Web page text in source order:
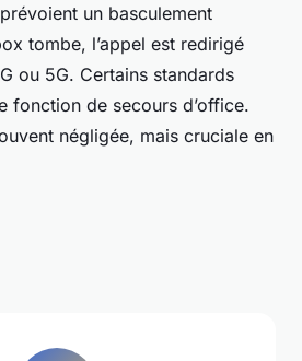
un basculement
tombe, l’appel est redirigé
ou 5G. Certains standards
fonction de secours d’office.
négligée, mais cruciale en